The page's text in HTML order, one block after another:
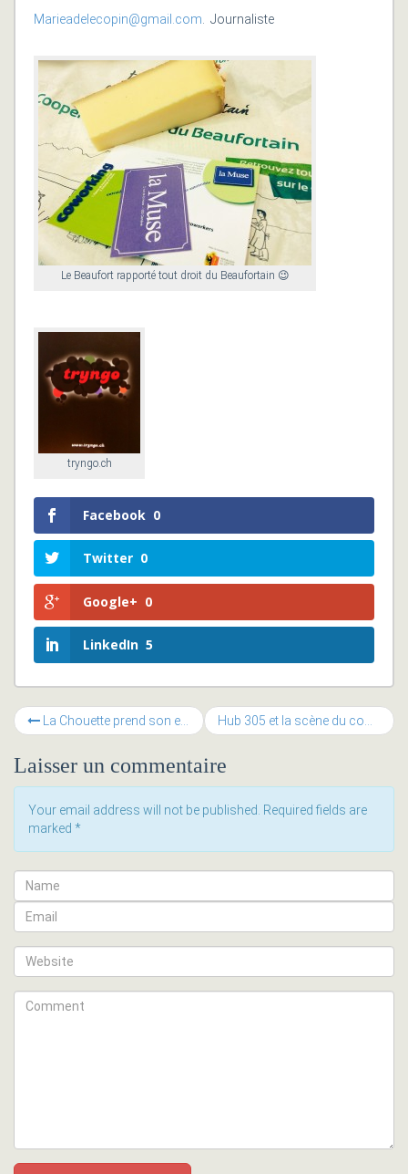
Marieadelecopin@gmail.com . Journaliste
Le Beaufort rapporté tout droit du Beaufortain 😉
tryngo.ch
Facebook 0
Twitter 0
Google+ 0
LinkedIn 5
La Chouette prend son envol à la Muse Hub 305 et la scène du coworking à Montréal
Laisser un commentaire
Your email address will not be published. Required fields are
marked *